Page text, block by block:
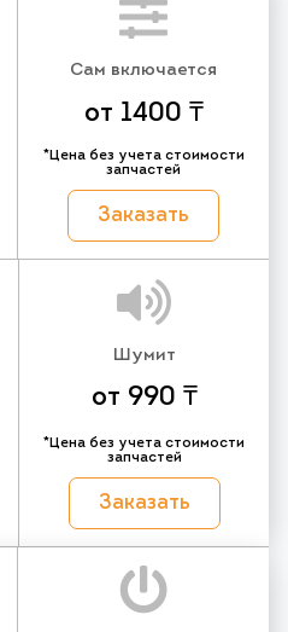
Сам включается
от 1400 ₸
*Цена без учета стоимости
запчастей
Заказать
Шумит
от 990 ₸
*Цена без учета стоимости
запчастей
Заказать